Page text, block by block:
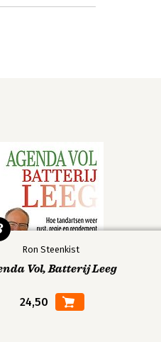
Ron Steenkist
Vol, Batterij Leeg
24,50